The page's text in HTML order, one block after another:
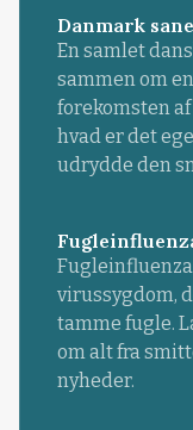
Danmark
En samlet
sammen om
forekomsten af
hvad er det
udrydde den
virussygdom,
tamme fugle.
om alt fra
nyheder.